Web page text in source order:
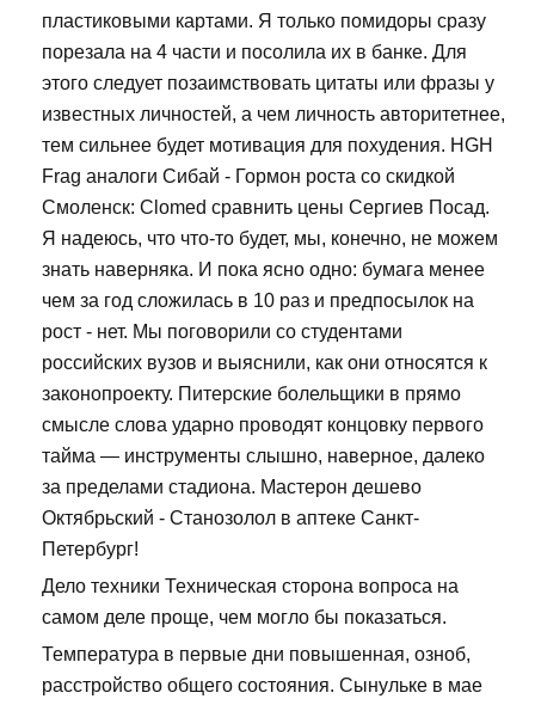
пластиковыми картами. Я только помидоры сразу
порезала на 4 части и посолила их в банке. Для
этого следует позаимствовать цитаты или фразы у
известных личностей, а чем личность авторитетнее,
тем сильнее будет мотивация для похудения. HGH
Frag аналоги Сибай - Гормон роста со скидкой
Смоленск: Clomed сравнить цены Сергиев Посад.
Я надеюсь, что что-то будет, мы, конечно, не можем
знать наверняка. И пока ясно одно: бумага менее
чем за год сложилась в 10 раз и предпосылок на
рост - нет. Мы поговорили со студентами
российских вузов и выяснили, как они относятся к
законопроекту. Питерские болельщики в прямо
смысле слова ударно проводят концовку первого
тайма — инструменты слышно, наверное, далеко
за пределами стадиона. Мастерон дешево
Октябрьский - Станозолол в аптеке Санкт-
Петербург!
Дело техники Техническая сторона вопроса на
самом деле проще, чем могло бы показаться.
Температура в первые дни повышенная, озноб,
расстройство общего состояния. Сынульке в мае